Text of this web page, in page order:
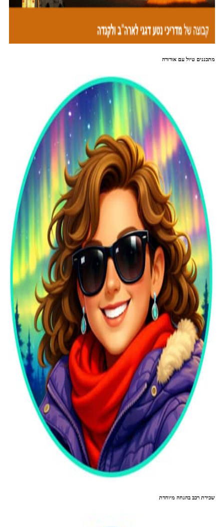
מתכננים טיול עם אורורה
שכירת רכב בהנחה מיוחדת